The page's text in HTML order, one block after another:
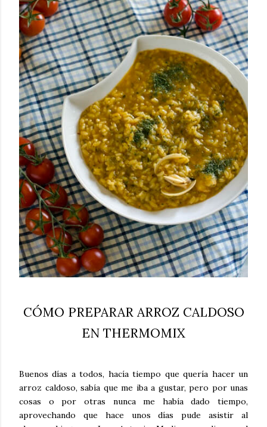
sustituto perfecto a los frutos se...
CÓMO PREPARAR ARROZ CALDOSO
EN THERMOMIX
Buenos días a todos, hacía tiempo que quería hacer un
arroz caldoso, sabía que me iba a gustar, pero por unas
cosas o por otras nunca me había dado tiempo,
aprovechando que hace unos días pude asistir al